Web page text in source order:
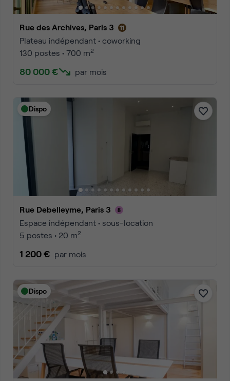
Rue des Archives, Paris 3
Plateau indépendant • coworking
130 postes • 700 m2
80 000 € par mois
Dispo
Rue Debelleyme, Paris 3
Espace indépendant • sous-location
5 postes • 20 m2
1 200 € par mois
Dispo